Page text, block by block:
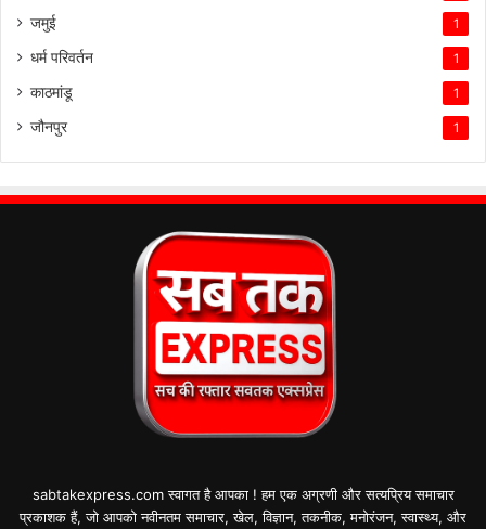
जमुई 1
धर्म परिवर्तन 1
काठमांडू 1
जौनपुर 1
sabtakexpress.com स्वागत है आपका ! हम एक अग्रणी और सत्यप्रिय समाचार
प्रकाशक हैं, जो आपको नवीनतम समाचार, खेल, विज्ञान, तकनीक, मनोरंजन, स्वास्थ्य, और